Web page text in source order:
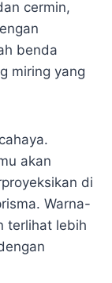
cermin,
benda
miring yang
akan
di
Warna-
terlihat lebih